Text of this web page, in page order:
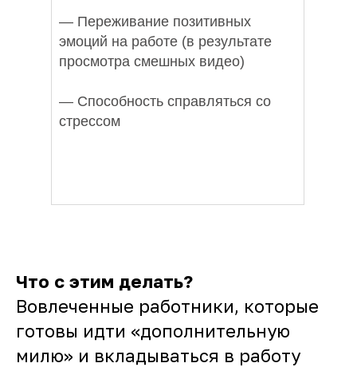
— Переживание позитивных
эмоций на работе (в результате
просмотра смешных видео)
— Способность справляться со
стрессом
Что с этим делать?
Вовлеченные работники, которые
готовы идти «дополнительную
милю» и вкладываться в работу